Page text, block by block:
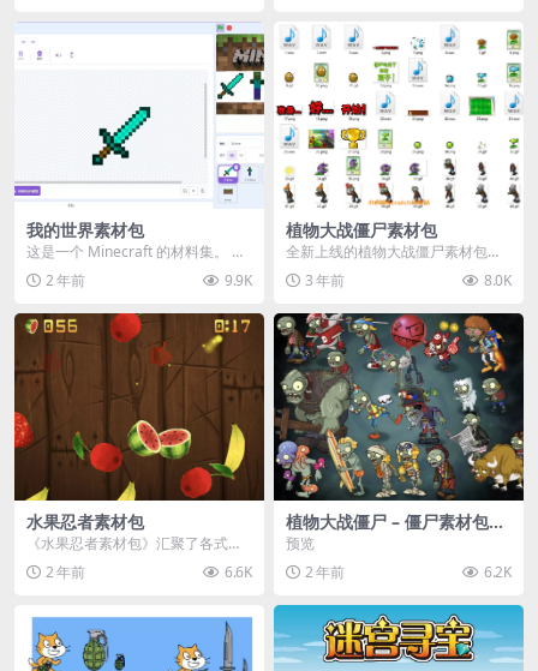
我的世界素材包
这是一个 Minecraft 的材料集。 操
作方法如下： 工具 → 右箭头 怪物...
2 年前 9.9K
植物大战僵尸素材包
全新上线的植物大战僵尸素材包，
内含48个精选资源，涵盖角色、场
景、音效等多样内容...
3 年前 8.0K
水果忍者素材包
《水果忍者素材包》汇聚了各式鲜
美诱人的水果图像与清脆悦耳的切
割音效，专为追求极致...
2 年前 6.6K
植物大战僵尸 – 僵尸素材包
【可预览】
预览
2 年前
6.2K